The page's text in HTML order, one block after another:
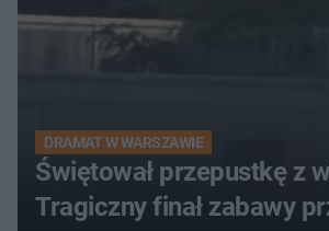
DRAMAT W WARSZAWIE
Świętował przepustkę z
Tragiczny finał zabawy